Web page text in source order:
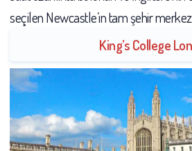
seçilen Newcastle’ın tam şehir
King’s College